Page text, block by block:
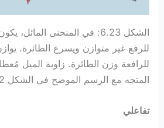
الشكل 6.23: في المنحنى
للرفع غير متوازن ويسرع الطائرة.
المتجه مع الرسم الموضح في الشكل 6.22.
تفاعلي